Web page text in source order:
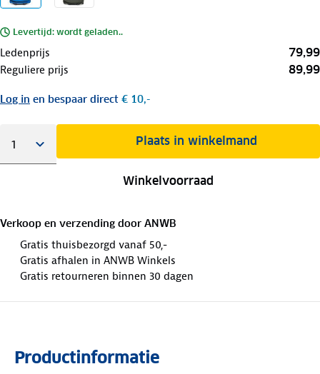
Levertijd: wordt geladen..
Ledenprijs 79,99
Reguliere prijs 89,99
Log in en bespaar direct € 10,-
Plaats in winkelmand
Winkelvoorraad
Verkoop en verzending door ANWB
Gratis thuisbezorgd vanaf 50,-
Gratis afhalen in ANWB Winkels
Gratis retourneren binnen 30 dagen
Productinformatie